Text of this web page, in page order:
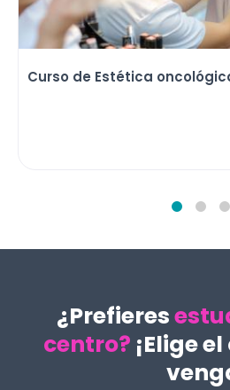
Curso de Estética
¿Prefieres
centro? ¡Elige